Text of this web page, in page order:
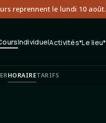
reprennent le lundi 10 août.
IndividuelActivités▾Le lieu▾
HORAIRETARIFS